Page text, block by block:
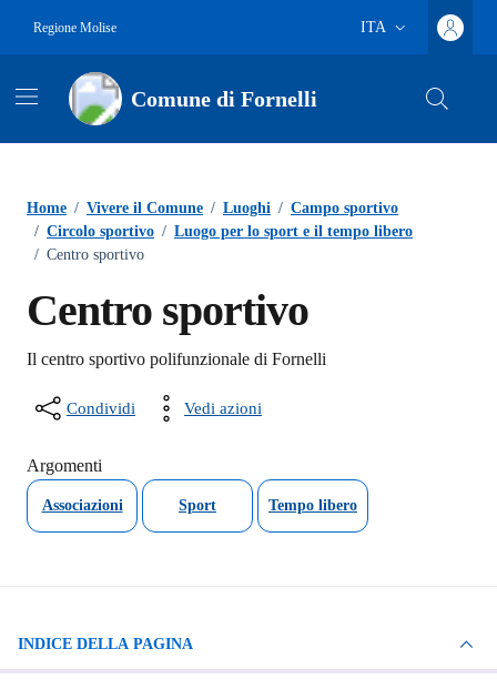
Regione Molise
Lingua attiva:
ITA
Comune di Fornelli
Home / Vivere il Comune / Luoghi / Campo sportivo
/ Circolo sportivo / Luogo per lo sport e il tempo libero
/ Centro sportivo
Centro sportivo
Il centro sportivo polifunzionale di Fornelli
Condividi Vedi azioni
Argomenti
Associazioni Sport Tempo libero
INDICE DELLA PAGINA